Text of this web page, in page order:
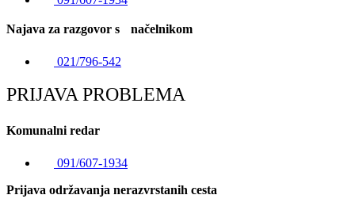
Najava za razgovor s načelnikom
021/796-542
PRIJAVA PROBLEMA
Komunalni redar
091/607-1934
Prijava održavanja nerazvrstanih cesta